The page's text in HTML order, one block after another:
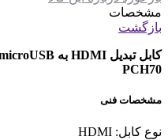
مشخصات
بازگشت
PCH70
مشخصات فنی
نوع کابل: HDMI